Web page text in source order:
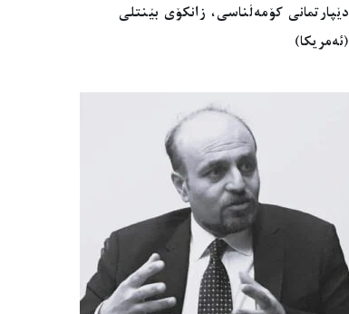
دێپارتمانی کۆمەڵناسی، زانکۆی بێنتلی
(ئەمریکا)